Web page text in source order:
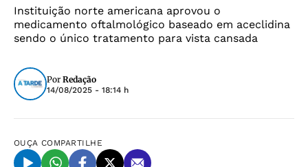
Instituição norte americana aprovou o
medicamento oftalmológico baseado em aceclidina
sendo o único tratamento para vista cansada
Por Redação
14/08/2025 - 18:14 h
OUÇA COMPARTILHE